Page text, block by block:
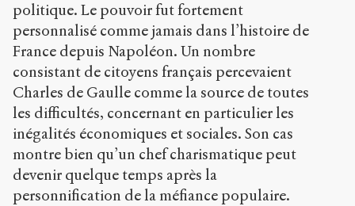
politique. Le pouvoir fut fortement
personnalisé comme jamais dans l’histoire de
France depuis Napoléon. Un nombre
consistant de citoyens français percevaient
Charles de Gaulle comme la source de toutes
les difficultés, concernant en particulier les
inégalités économiques et sociales. Son cas
montre bien qu’un chef charismatique peut
devenir quelque temps après la
personnification de la méfiance populaire.